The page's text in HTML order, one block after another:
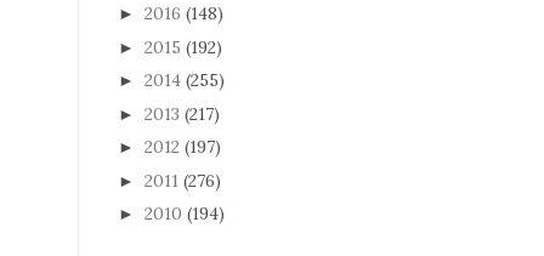
► 2016 (148)
► 2015 (192)
► 2014 (255)
► 2013 (217)
► 2012 (197)
► 2011 (276)
► 2010 (194)